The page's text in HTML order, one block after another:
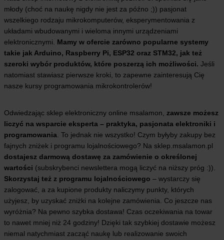
R
C
Z
Y
S
I
Ę
Ż
I
Ą
I
T
Ó
R
T
A
N
A
młody (choć na naukę nigdy nie jest za późno ;)) pasjonat
wszelkiego rodzaju mikrokomputerów, eksperymentowania z
układami wbudowanymi i wieloma innymi urządzeniami
elektronicznymi. Mamy w ofercie zarówno popularne systemy
takie jak Arduino, Raspberry Pi, ESP32 oraz STM32, jak też
szeroki wybór produktów, które poszerzą ich możliwości. Jeśli
natomiast stawiasz pierwsze kroki, to zapewne zainteresują Cię
nasze kursy programowania mikrokontrolerów!
Odwiedzając sklep elektroniczny online msalamon, zawsze możesz
liczyć na wsparcie eksperta – praktyka, pasjonata elektroniki i
programowania . To jednak nie wszystko! Czym byłyby zakupy bez
fajnych zniżek i programu lojalnościowego? Na sklep.msalamon.pl
dostajesz darmową dostawę za zamówienie o określonej
wartości (subskrybenci newslettera mogą liczyć na niższy próg :)).
Skorzystaj też z programu lojalnościowego – wystarczy się
zalogować, a za kupione produkty naliczymy punkty, których
użyjesz, by uzyskać zniżki na kolejne zamówienia. Co jeszcze nas
wyróżnia? Na pewno szybka dostawa! Czas oczekiwania na towar
to nawet mniej niż 24 godziny! Dzięki tak szybkiej dostawie możesz
niemal natychmiast zacząć naukę lub realizowanie swoich